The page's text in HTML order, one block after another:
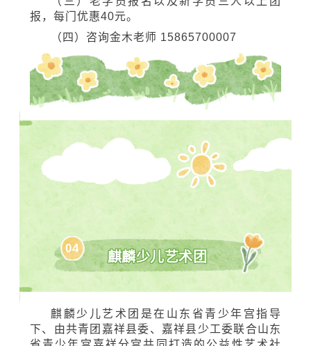
（一）240元8次课，班额10人/班，满5人开
班。如未满足开班条件，开课时间延后。遇国家
法定节假日，课程顺延。
（二）为保证教学质量，开课后不得调班。
非本校原因缺课，不予退费、不安排补课，请合
理安排时间并遵守考勤规定。
（三）老学员报名以及新学员三人以上团
报，每门优惠40元。
（四）咨询金木老师 15865700007